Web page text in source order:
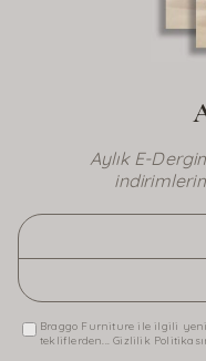
Aylık E-
Braggo Furniture ile ilgili
tekliflerden... Gizlilik